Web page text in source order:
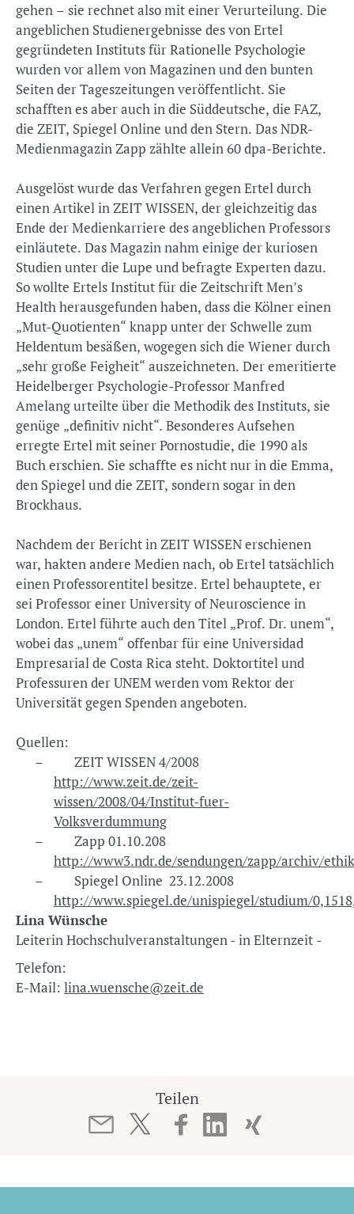
gehen – sie rechnet also mit einer Verurteilung. Die
angeblichen Studienergebnisse des von Ertel
gegründeten Instituts für Rationelle Psychologie
wurden vor allem von Magazinen und den bunten
Seiten der Tageszeitungen veröffentlicht. Sie
schafften es aber auch in die Süddeutsche, die FAZ,
die ZEIT, Spiegel Online und den Stern. Das NDR-
Medienmagazin Zapp zählte allein 60 dpa-Berichte.
Ausgelöst wurde das Verfahren gegen Ertel durch
einen Artikel in ZEIT WISSEN, der gleichzeitig das
Ende der Medienkarriere des angeblichen Professors
einläutete. Das Magazin nahm einige der kuriosen
Studien unter die Lupe und befragte Experten dazu.
So wollte Ertels Institut für die Zeitschrift Men’s
Health herausgefunden haben, dass die Kölner einen
„Mut-Quotienten“ knapp unter der Schwelle zum
Heldentum besäßen, wogegen sich die Wiener durch
„sehr große Feigheit“ auszeichneten. Der emeritierte
Heidelberger Psychologie-Professor Manfred
Amelang urteilte über die Methodik des Instituts, sie
genüge „definitiv nicht“. Besonderes Aufsehen
erregte Ertel mit seiner Pornostudie, die 1990 als
Buch erschien. Sie schaffte es nicht nur in die Emma,
den Spiegel und die ZEIT, sondern sogar in den
Brockhaus.
Nachdem der Bericht in ZEIT WISSEN erschienen
war, hakten andere Medien nach, ob Ertel tatsächlich
einen Professorentitel besitze. Ertel behauptete, er
sei Professor einer University of Neuroscience in
London. Ertel führte auch den Titel „Prof. Dr. unem“,
wobei das „unem“ offenbar für eine Universidad
Empresarial de Costa Rica steht. Doktortitel und
Professuren der UNEM werden vom Rektor der
Universität gegen Spenden angeboten.
Quellen:
– ZEIT WISSEN 4/2008
http://www.zeit.de/zeit-
wissen/2008/04/Institut-fuer-
Volksverdummung
– Zapp 01.10.208
http://www3.ndr.de/sendungen/zapp/archiv/
– Spiegel Online 23.12.2008
http://www.spiegel.de/unispiegel/studium/
Lina Wünsche
Leiterin Hochschulveranstaltungen - in Elternzeit -
Telefon:
E-Mail: lina.wuensche@zeit.de
Teilen